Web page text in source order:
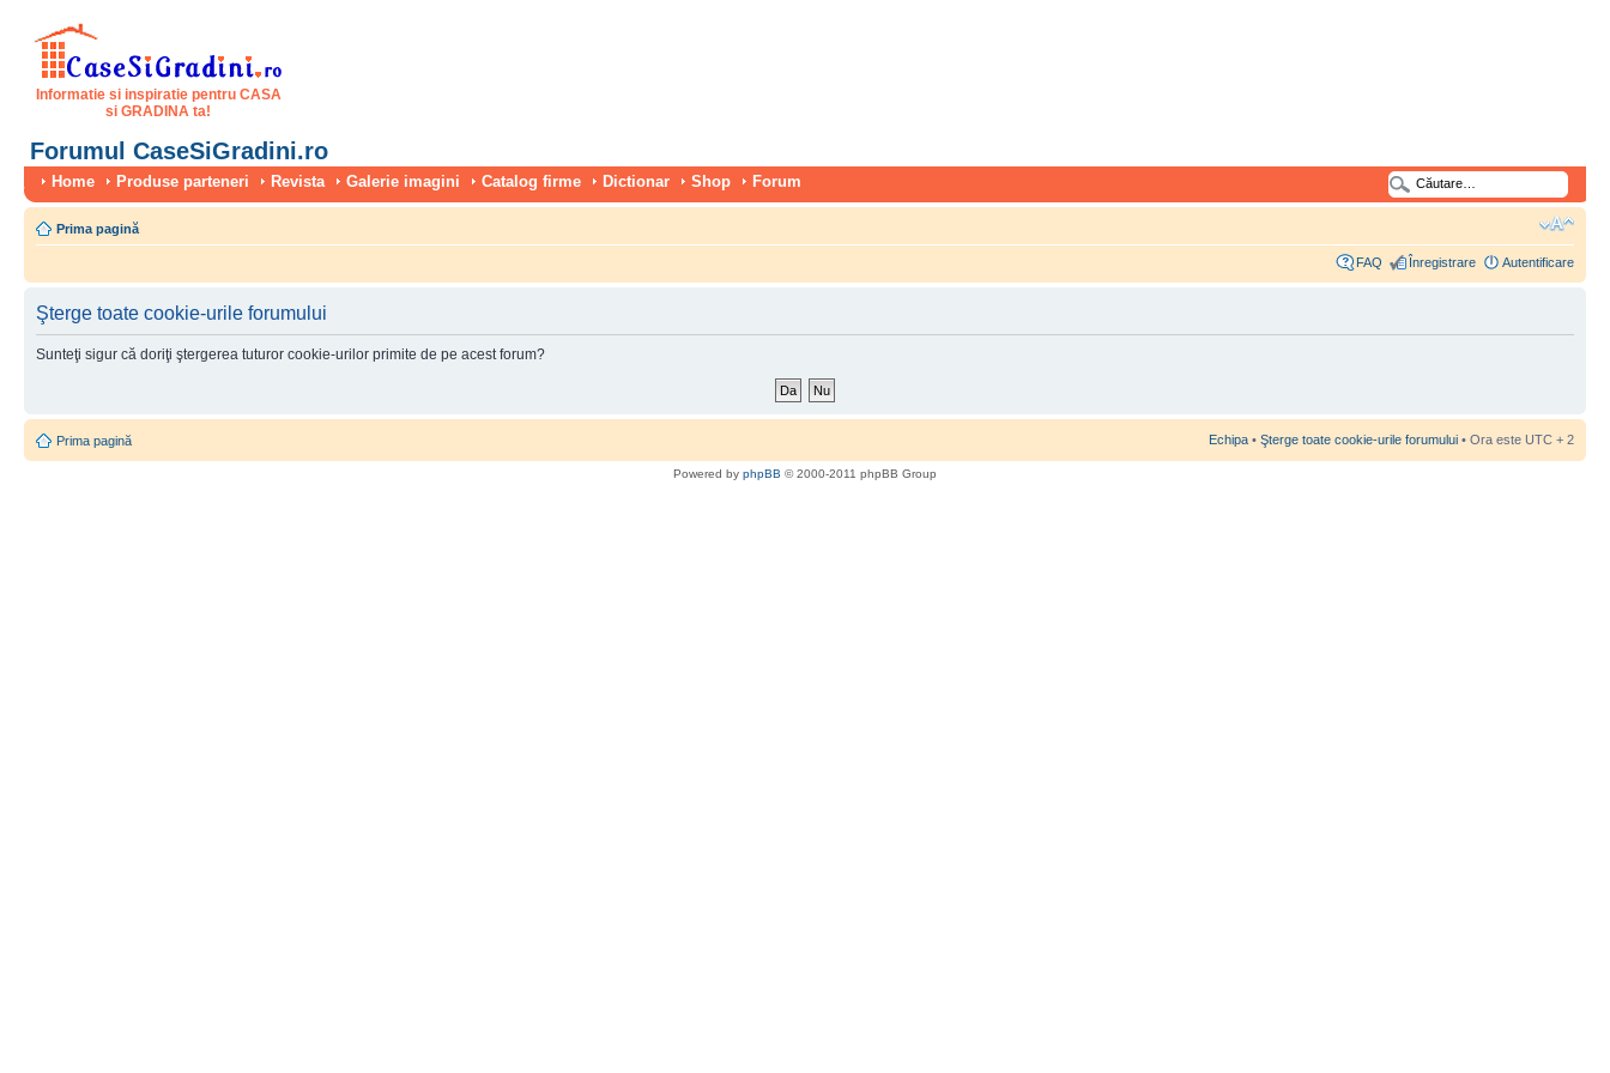
Informatie si inspiratie pentru CASA
si GRADINA ta!
Forumul CaseSiGradini.ro
Home Produse parteneri Revista Galerie imagini Catalog firme Dictionar Shop Forum
Prima pagină
FAQ Înregistrare Autentificare
Şterge toate cookie-urile forumului
Sunteţi sigur că doriţi ştergerea tuturor cookie-urilor primite de pe acest forum?
Prima pagină Echipa • Şterge toate cookie-urile forumului • Ora este UTC + 2
Powered by phpBB © 2000-2011 phpBB Group